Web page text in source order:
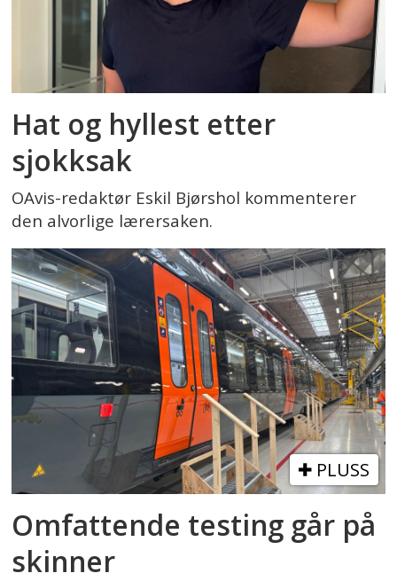
Hat og hyllest etter
sjokksak
OAvis-redaktør Eskil Bjørshol kommenterer
den alvorlige lærersaken.
PLUSS
Omfattende testing går på
skinner